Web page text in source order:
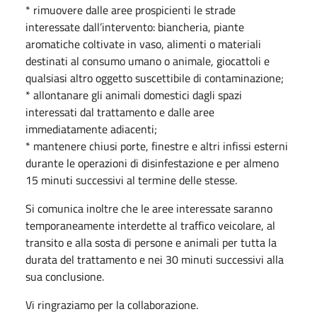
* rimuovere dalle aree prospicienti le strade
interessate dall’intervento: biancheria, piante
aromatiche coltivate in vaso, alimenti o materiali
destinati al consumo umano o animale, giocattoli e
qualsiasi altro oggetto suscettibile di contaminazione;
* allontanare gli animali domestici dagli spazi
interessati dal trattamento e dalle aree
immediatamente adiacenti;
* mantenere chiusi porte, finestre e altri infissi esterni
durante le operazioni di disinfestazione e per almeno
15 minuti successivi al termine delle stesse.
Si comunica inoltre che le aree interessate saranno
temporaneamente interdette al traffico veicolare, al
transito e alla sosta di persone e animali per tutta la
durata del trattamento e nei 30 minuti successivi alla
sua conclusione.
Vi ringraziamo per la collaborazione.